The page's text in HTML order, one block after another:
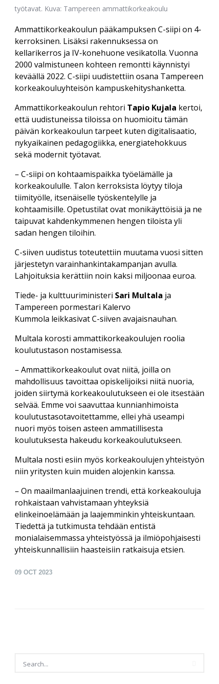
työtavat. Kuva: Tampereen ammattikorkeakoulu
Ammattikorkeakoulun pääkampuksen C-siipi on 4-
kerroksinen. Lisäksi rakennuksessa on
kellarikerros ja IV-konehuone vesikatolla. Vuonna
2000 valmistuneen kohteen remontti käynnistyi
keväällä 2022. C-siipi uudistettiin osana Tampereen
korkeakouluyhteisön kampuskehityshanketta.
Ammattikorkeakoulun rehtori Tapio Kujala kertoi,
että uudistuneissa tiloissa on huomioitu tämän
päivän korkeakoulun tarpeet kuten digitalisaatio,
nykyaikainen pedagogiikka, energiatehokkuus
sekä modernit työtavat.
– C-siipi on kohtaamispaikka työelämälle ja
korkeakoululle. Talon kerroksista löytyy tiloja
tiimityölle, itsenäiselle työskentelylle ja
kohtaamisille. Opetustilat ovat monikäyttöisiä ja ne
taipuvat kahdenkymmenen hengen tiloista yli
sadan hengen tiloihin.
C-siiven uudistus toteutettiin muutama vuosi sitten
järjestetyn varainhankintakampanjan avulla.
Lahjoituksia kerättiin noin kaksi miljoonaa euroa.
Tiede- ja kulttuuriministeri Sari Multala ja
Tampereen pormestari Kalervo
Kummola leikkasivat C-siiven avajaisnauhan.
Multala korosti ammattikorkeakoulujen roolia
koulutustason nostamisessa.
– Ammattikorkeakoulut ovat niitä, joilla on
mahdollisuus tavoittaa opiskelijoiksi niitä nuoria,
joiden siirtymä korkeakoulutukseen ei ole itsestään
selvää. Emme voi saavuttaa kunnianhimoista
koulutustasotavoitettamme, ellei yhä useampi
nuori myös toisen asteen ammatillisesta
koulutuksesta hakeudu korkeakoulutukseen.
Multala nosti esiin myös korkeakoulujen yhteistyön
niin yritysten kuin muiden alojenkin kanssa.
– On maailmanlaajuinen trendi, että korkeakouluja
rohkaistaan vahvistamaan yhteyksiä
elinkeinoelämään ja laajemminkin yhteiskuntaan.
Tiedettä ja tutkimusta tehdään entistä
monialaisemmassa yhteistyössä ja ilmiöpohjaisesti
yhteiskunnallisiin haasteisiin ratkaisuja etsien.
09 OCT 2023